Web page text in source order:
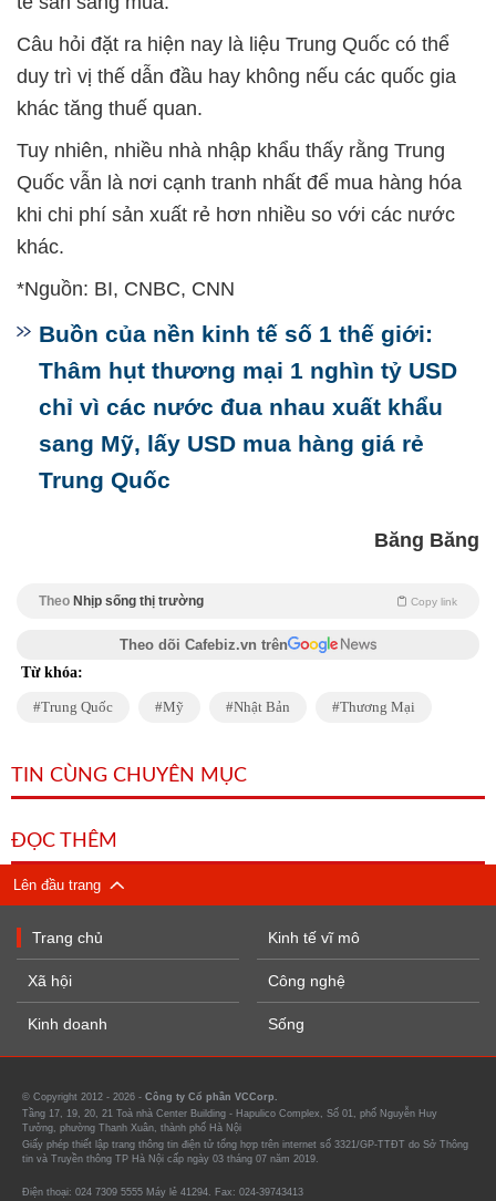
Câu hỏi đặt ra hiện nay là liệu Trung Quốc có thể
duy trì vị thế dẫn đầu hay không nếu các quốc gia
khác tăng thuế quan.
Tuy nhiên, nhiều nhà nhập khẩu thấy rằng Trung
Quốc vẫn là nơi cạnh tranh nhất để mua hàng hóa
khi chi phí sản xuất rẻ hơn nhiều so với các nước
khác.
*Nguồn: BI, CNBC, CNN
Buồn của nền kinh tế số 1 thế giới:
Thâm hụt thương mại 1 nghìn tỷ USD
chỉ vì các nước đua nhau xuất khẩu
sang Mỹ, lấy USD mua hàng giá rẻ
Trung Quốc
Băng Băng
Theo Nhịp sống thị trường Copy link
Theo dõi Cafebiz.vn trên
Từ khóa:
Trung Quốc Mỹ Nhật Bản Thương Mại
TIN CÙNG CHUYÊN MỤC
ĐỌC THÊM
Lên đầu trang
Trang chủ
Xã hội
Kinh doanh
Kinh tế vĩ mô
Công nghệ
Sống
© Copyright 2012 - 2026 - Công ty Cổ phần VCCorp.
Tầng 17, 19, 20, 21 Toà nhà Center Building - Hapulico Complex, Số 01, phố Nguyễn Huy
Tưởng, phường Thanh Xuân, thành phố Hà Nội
Giấy phép thiết lập trang thông tin điện tử tổng hợp trên internet số 3321/GP-TTĐT do Sở Thông
tin và Truyền thông TP Hà Nội cấp ngày 03 tháng 07 năm 2019.
Điện thoại: 024 7309 5555 Máy lẻ 41294. Fax: 024-39743413